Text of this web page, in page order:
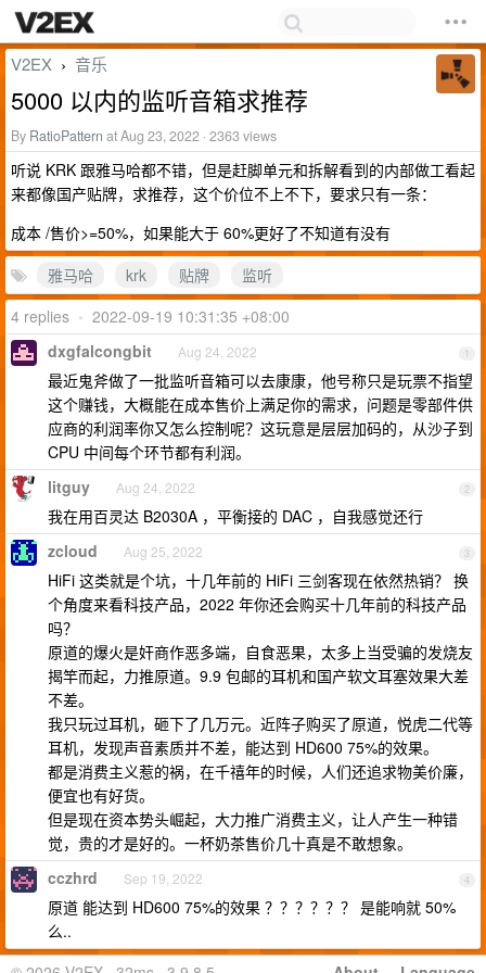
V2EX › 音乐
5000 以内的监听音箱求推荐
By RatioPattern at Aug 23, 2022 · 2363 views
听说 KRK 跟雅马哈都不错，但是赶脚单元和拆解看到的内部做工看起
来都像国产贴牌，求推荐，这个价位不上不下，要求只有一条：
成本 /售价>=50%，如果能大于 60%更好了不知道有没有
雅马哈
krk 贴牌
监听
4 replies • 2022-09-19 10:31:35 +08:00
1
dxgfalcongbit Aug 24, 2022
最近鬼斧做了一批监听音箱可以去康康，他号称只是玩票不指望
这个赚钱，大概能在成本售价上满足你的需求，问题是零部件供
应商的利润率你又怎么控制呢？这玩意是层层加码的，从沙子到
CPU 中间每个环节都有利润。
2
litguy Aug 24, 2022
我在用百灵达 B2030A ，平衡接的 DAC ，自我感觉还行
3
zcloud Aug 25, 2022
HiFi 这类就是个坑，十几年前的 HiFi 三剑客现在依然热销？ 换
个角度来看科技产品，2022 年你还会购买十几年前的科技产品
吗？
原道的爆火是奸商作恶多端，自食恶果，太多上当受骗的发烧友
揭竿而起，力推原道。9.9 包邮的耳机和国产软文耳塞效果大差
不差。
我只玩过耳机，砸下了几万元。近阵子购买了原道，悦虎二代等
耳机，发现声音素质并不差，能达到 HD600 75%的效果。
都是消费主义惹的祸，在千禧年的时候，人们还追求物美价廉，
便宜也有好货。
但是现在资本势头崛起，大力推广消费主义，让人产生一种错
觉，贵的才是好的。一杯奶茶售价几十真是不敢想象。
4
cczhrd Sep 19, 2022
原道 能达到 HD600 75%的效果 ？？？？？？ 是能响就 50%
么..